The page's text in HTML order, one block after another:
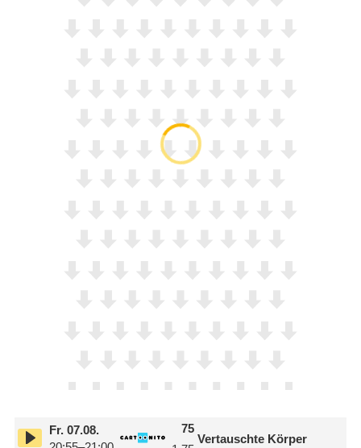
Fr.07.08.
75
Vertauschte Körper